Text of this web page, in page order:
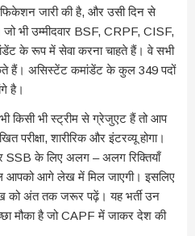
जारी की है, और उसी दिन से
भी उम्मीदवार BSF, CRPF, CISF,
के रूप में सेवा करना चाहते हैं। वे सभी
हैं। असिस्टेंट कमांडेंट के कुल 349 पदों
है।
किसी भी स्ट्रीम से ग्रेजुएट हैं तो आप
शारीरिक और इंटरव्यू होगा।
के लिए अलग – अलग रिक्तियाँ
आपको आगे लेख में मिल जाएगी। इसलिए
को अंत तक जरूर पढ़ें। यह भर्ती उन
मौका है जो CAPF में जाकर देश की